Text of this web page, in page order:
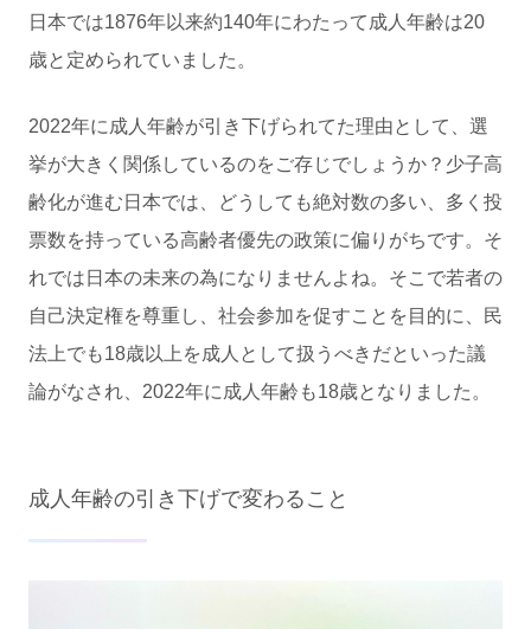
日本では1876年以来約140年にわたって成人年齢は20
歳と定められていました。
2022年に成人年齢が引き下げられてた理由として、選
挙が大きく関係しているのをご存じでしょうか？少子高
齢化が進む日本では、どうしても絶対数の多い、多く投
票数を持っている高齢者優先の政策に偏りがちです。そ
れでは日本の未来の為になりませんよね。そこで若者の
自己決定権を尊重し、社会参加を促すことを目的に、民
法上でも18歳以上を成人として扱うべきだといった議
論がなされ、2022年に成人年齢も18歳となりました。
成人年齢の引き下げで変わること